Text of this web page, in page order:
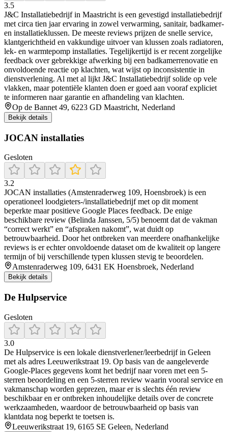
3.5
J&C Installatiebedrijf in Maastricht is een gevestigd installatiebedrijf
met circa tien jaar ervaring in zowel verwarming, sanitair, badkamer-
en installatieklussen. De meeste reviews prijzen de snelle service,
klantgerichtheid en vakkundige uitvoer van klussen zoals radiatoren,
lek- en warmtepomp installaties. Tegelijkertijd is er recent zorgelijke
feedback over gebrekkige afwerking bij een badkamerrenovatie en
onvoldoende reactie op klachten, wat wijst op inconsistentie in
dienstverlening. Al met al lijkt J&C Installatiebedrijf solide op vele
vlakken, maar potentiële klanten doen er goed aan vooraf expliciet
te informeren naar garantie en afhandeling van klachten.
Op de Bannet 49, 6223 GD Maastricht, Nederland
Bekijk details
JOCAN installaties
Gesloten
3.2
JOCAN installaties (Amstenraderweg 109, Hoensbroek) is een
operationeel loodgieters-/installatiebedrijf met op dit moment
beperkte maar positieve Google Places feedback. De enige
beschikbare review (Belinda Janssen, 5/5) benoemt dat de vakman
“correct werkt” en “afspraken nakomt”, wat duidt op
betrouwbaarheid. Door het ontbreken van meerdere onafhankelijke
reviews is er echter onvoldoende dataset om de kwaliteit op langere
termijn of bij verschillende typen klussen stevig te beoordelen.
Amstenraderweg 109, 6431 EK Hoensbroek, Nederland
Bekijk details
De Hulpservice
Gesloten
3.0
De Hulpservice is een lokale dienstverlener/leerbedrijf in Geleen
met als adres Leeuwerikstraat 19. Op basis van de aangeleverde
Google-Places gegevens komt het bedrijf naar voren met een 5-
sterren beoordeling en een 5-sterren review waarin vooral service en
vakmanschap worden geprezen, maar er is slechts één review
beschikbaar en er ontbreken inhoudelijke details over de concrete
werkzaamheden, waardoor de betrouwbaarheid op basis van
klantdata nog beperkt te toetsen is.
Leeuwerikstraat 19, 6165 SE Geleen, Nederland